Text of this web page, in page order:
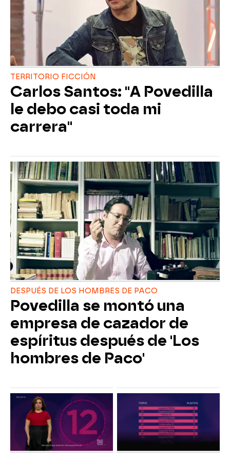
TERRITORIO FICCIÓN
Carlos Santos: "A Povedilla
le debo casi toda mi
carrera"
DESPUÉS DE LOS HOMBRES DE PACO
Povedilla se montó una
empresa de cazador de
espíritus después de 'Los
hombres de Paco'